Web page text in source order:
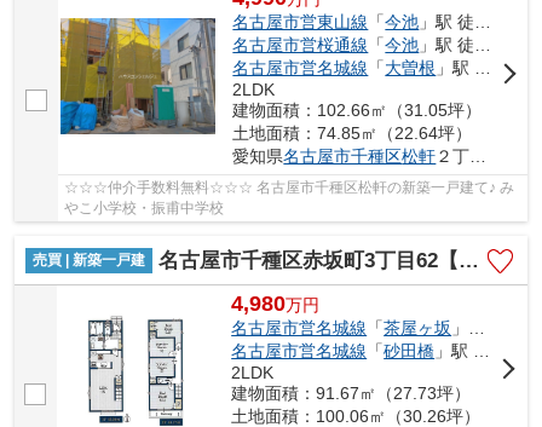
名古屋市営東山線 「今池 」駅 徒歩17分
名古屋市営桜通線 「今池 」駅 徒歩17分
名古屋市営名城線 「大曽根 」駅 徒歩20分
2LDK
建物面積：102.66㎡（31.05坪）
土地面積：74.85㎡（22.64坪）
愛知県名古屋市千種区松軒２丁目4-11
☆☆☆仲介手数料無料☆☆☆ 名古屋市千種区松軒の新築一戸建て♪ み
やこ小学校・振甫中学校
売買 | 新築一戸建 名古屋市千種区赤坂町3丁目62【仲介手数料無料】新築一戸建て
4,980万円
名古屋市営名城線 「茶屋ヶ坂 」駅 徒歩10分
名古屋市営名城線 「砂田橋 」駅 徒歩13分
2LDK
建物面積：91.67㎡（27.73坪）
土地面積：100.06㎡（30.26坪）